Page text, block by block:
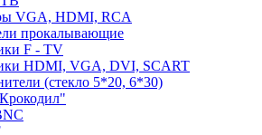
VGA, HDMI, RCA
прокалывающие
F - TV
HDMI, VGA, DVI, SCART
(стекло 5*20, 6*30)